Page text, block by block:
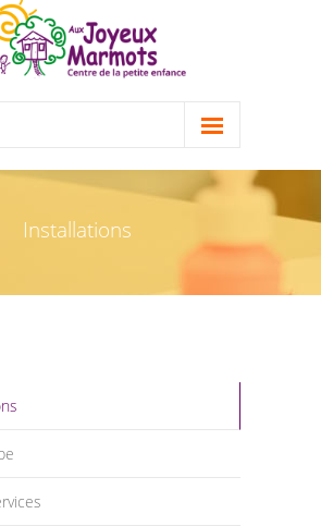
en milieu familial
du BC et leur rôle
Installations